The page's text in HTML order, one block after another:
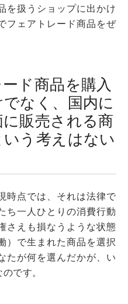
を扱うショップに出かけ
フェアトレード商品をぜ
ド商品を購入
なく、国内に
販売される商
う考えはない
時点では、それは法律で
ち一人ひとりの消費行動
さえも損なうような状態
）で生まれた商品を選択
たが何を選んだかが、い
です。